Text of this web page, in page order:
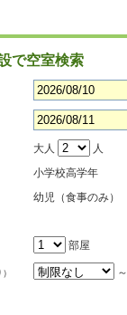
で空室検索
大人
人
小学校高学年
幼児（食事のみ）
部屋
～